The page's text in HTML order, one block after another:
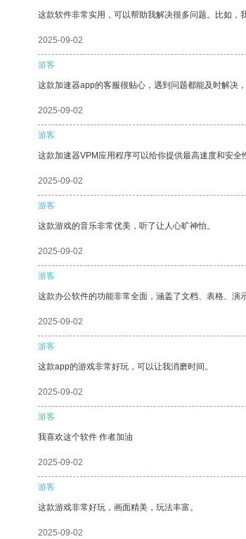
这款软件非常实用，可以帮助我解决很多问题。比如，
2025-09-02
游客
这款加速器app的客服很贴心，遇到问题都能及时解决，
2025-09-02
游客
这款加速器VPM应用程序可以给你提供最高速度和安全
2025-09-02
游客
这款游戏的音乐非常优美，听了让人心旷神怡。
2025-09-02
游客
这款办公软件的功能非常全面，涵盖了文档、表格、演
2025-09-02
游客
这款app的游戏非常好玩，可以让我消磨时间。
2025-09-02
游客
我喜欢这个软件 作者加油
2025-09-02
游客
这款游戏非常好玩，画面精美，玩法丰富。
2025-09-02